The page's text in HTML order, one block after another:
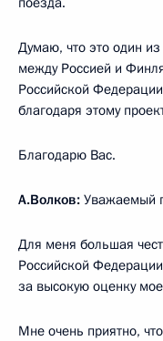
Думаю, что это один
между Россией и
Российской
благодаря этому
Благодарю Вас.
А.Волков: Уважаемый
Для меня большая
Российской
за высокую оценку
Мне очень приятно,